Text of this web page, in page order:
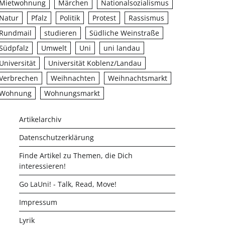
Mietwohnung
Märchen
Nationalsozialismus
Natur
Pfalz Politik Protest
Rassismus
Rundmail
studieren
Südliche Weinstraße
Umwelt Uni
uni landau
Universität
Universität Koblenz/Landau
Weihnachten
Weihnachtsmarkt
Wohnungsmarkt
Artikelarchiv
Datenschutzerklärung
Finde Artikel zu Themen, die Dich
interessieren!
Go LaUni! - Talk, Read, Move!
Impressum
Lyrik